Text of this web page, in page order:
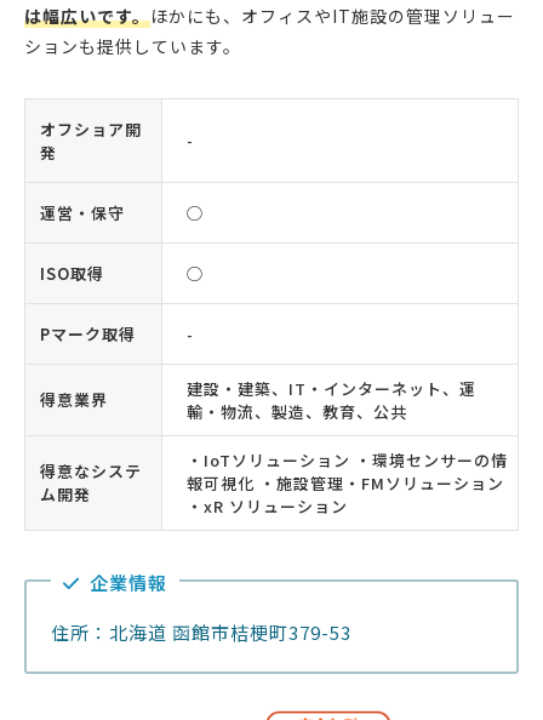
は幅広いです。ほかにも、オフィスやIT施設の管理ソリュー
ションも提供しています。
オフショア開
発
-
運営・保守 ◯
ISO取得 ◯
Pマーク取得 -
得意業界
建設・建築、IT・インターネット、運
輸・物流、製造、教育、公共
得意なシステ
ム開発
・IoTソリューション ・環境センサーの情
報可視化 ・施設管理・FMソリューション
・xR ソリューション
企業情報
住所：北海道 函館市桔梗町379-53